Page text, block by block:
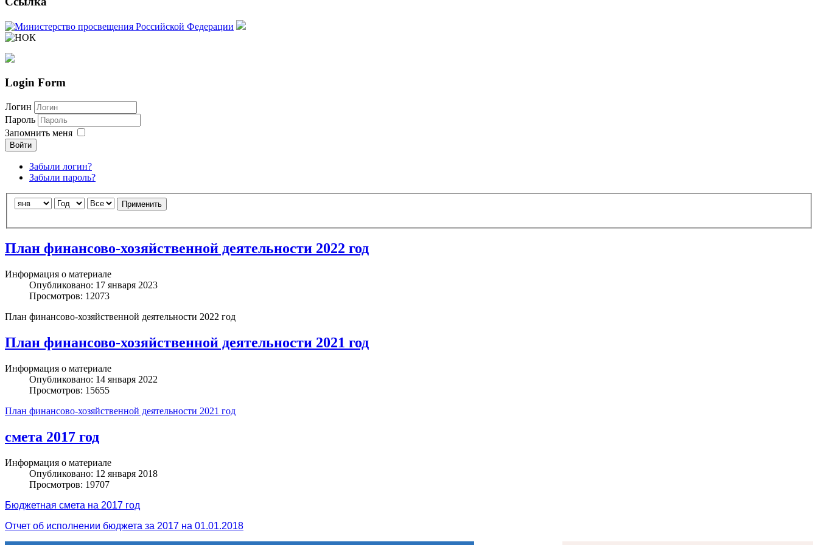
Login Form
Логин
Пароль
Запомнить меня
Войти
Забыли логин?
Забыли пароль?
Joomla модули наhttp://joomla3x.ruи компоненты.
Применить
План финансово-хозяйственной деятельности 2022 год
Информация о материале
Опубликовано: 17 января 2023
Просмотров: 12073
План финансово-хозяйственной деятельности 2022 год
План финансово-хозяйственной деятельности 2021 год
Информация о материале
Опубликовано: 14 января 2022
Просмотров: 15655
План финансово-хозяйственной деятельности 2021 год
смета 2017 год
Информация о материале
Опубликовано: 12 января 2018
Просмотров: 19707
Бюджетная смета на 2017 год
Отчет об исполнении бюджета за 2017 на 01.01.2018